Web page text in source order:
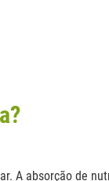
A absorção de